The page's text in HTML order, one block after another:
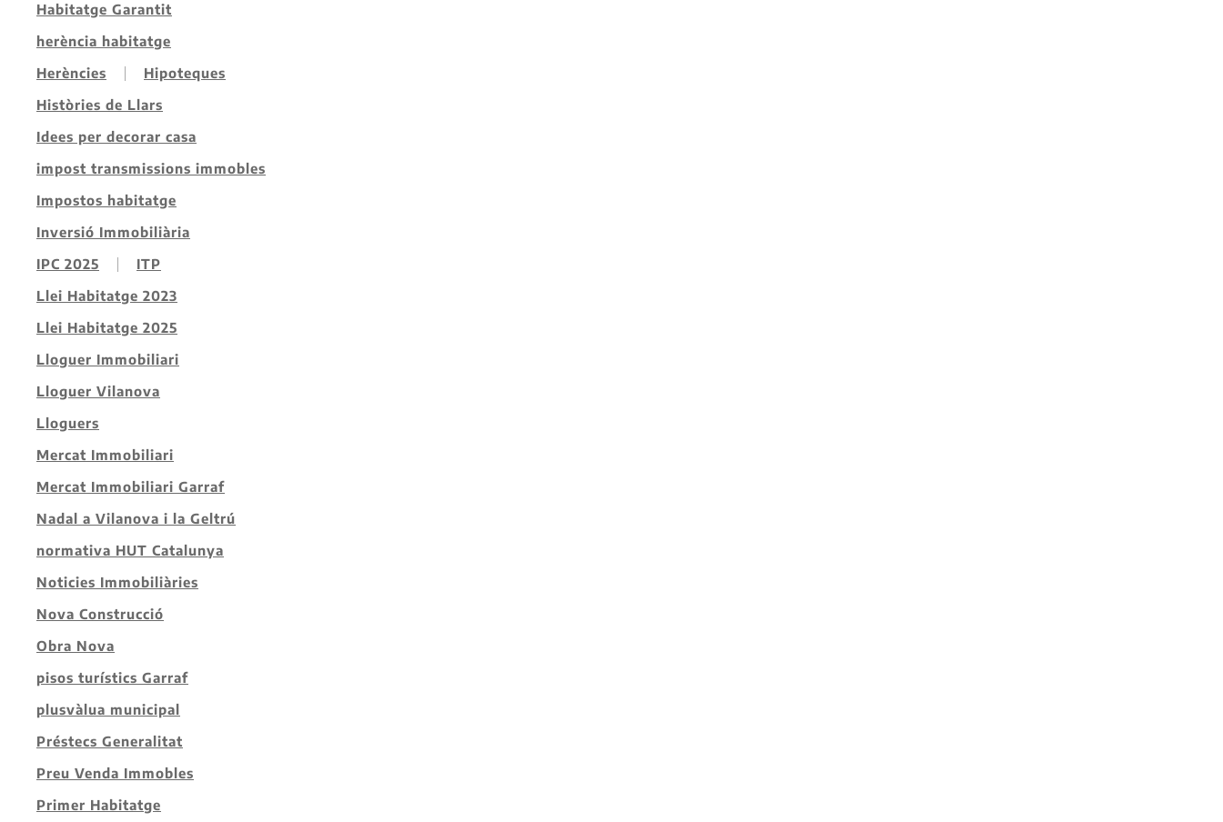
Habitatge Garantit
herència habitatge
Herències
Hipoteques
Històries de Llars
Idees per decorar casa
impost transmissions immobles
Impostos habitatge
Inversió Immobiliària
IPC 2025
ITP
Llei Habitatge 2023
Llei Habitatge 2025
Lloguer Immobiliari
Lloguer Vilanova
Lloguers
Mercat Immobiliari
Mercat Immobiliari Garraf
Nadal a Vilanova i la Geltrú
normativa HUT Catalunya
Noticies Immobiliàries
Nova Construcció
Obra Nova
pisos turístics Garraf
plusvàlua municipal
Préstecs Generalitat
Preu Venda Immobles
Primer Habitatge